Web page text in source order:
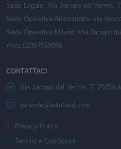
Sede Legale: Via Jacopo dal Verme,
Sede Operativa Alessandria: via
Sede Operativa Milano: Via Jacopo
P.iva 02357550066
CONTATTACI
Via Jacopo dal Verme, 7, 20159
aziende@adintend.com
Privacy Policy
Termini e Condizioni